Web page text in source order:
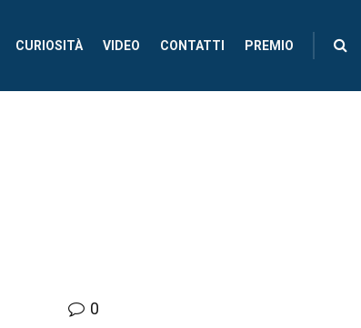
CURIOSITÀ VIDEO CONTATTI PREMIO
0